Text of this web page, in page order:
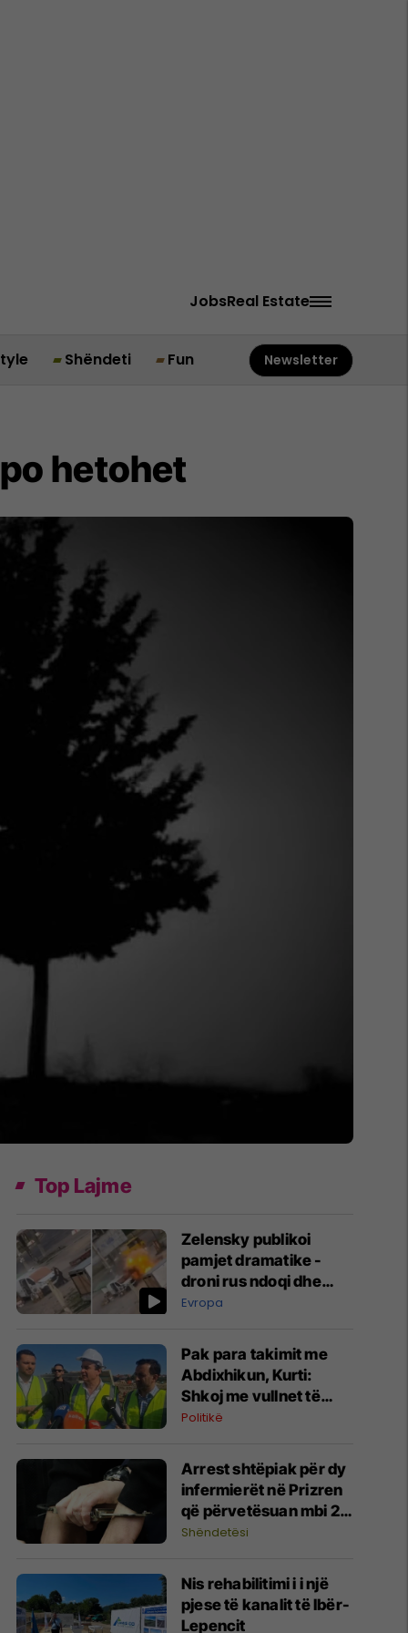
JobsReal Estate
Shëndeti Fun Newsletter
hetohet
Top Lajme
Zelensky publikoi
pamjet dramatike -
droni rus ndoqi dhe
sulmoi një civil
Evropa
​Pak para takimit me
Abdixhikun, Kurti:
Shkoj me vullnet të
mirë për marrëveshje
Politikë
​Arrest shtëpiak për dy
infermierët në Prizren
që përvetësuan mbi 2
mijë euro
Shëndetësi
​Nis rehabilitimi i i një
pjese të kanalit të Ibër-
Lepencit